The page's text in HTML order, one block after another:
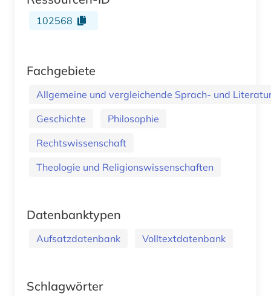
102568
Fachgebiete
Allgemeine und vergleichende Sprach- und
Geschichte
Philosophie
Rechtswissenschaft
Theologie und Religionswissenschaften
Datenbanktypen
Aufsatzdatenbank Volltextdatenbank
Schlagwörter